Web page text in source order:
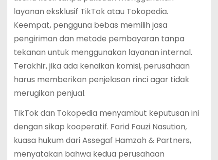
layanan eksklusif TikTok atau Tokopedia.
Keempat, pengguna bebas memilih jasa
pengiriman dan metode pembayaran tanpa
tekanan untuk menggunakan layanan internal.
Terakhir, jika ada kenaikan komisi, perusahaan
harus memberikan penjelasan rinci agar tidak
merugikan penjual.
TikTok dan Tokopedia menyambut keputusan ini
dengan sikap kooperatif. Farid Fauzi Nasution,
kuasa hukum dari Assegaf Hamzah & Partners,
menyatakan bahwa kedua perusahaan